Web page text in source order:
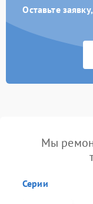
Оставьте
Мы
Серии